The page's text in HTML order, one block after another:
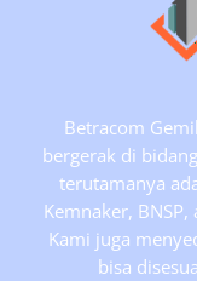
Jakarta.Betracom
bergerak di
terutamanya
Kemnaker,
Kami juga
bisa